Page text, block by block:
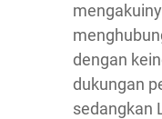
dengan
dukungan
sedangkan